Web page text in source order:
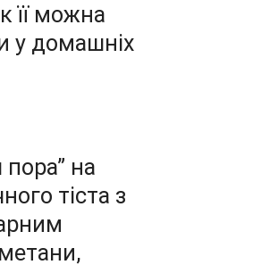
її можна
у домашніх
пора” на
тіста з